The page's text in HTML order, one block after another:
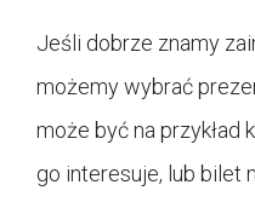
Jeśli dobrze znamy
możemy wybrać
może być na przykład
go interesuje, lub bilet